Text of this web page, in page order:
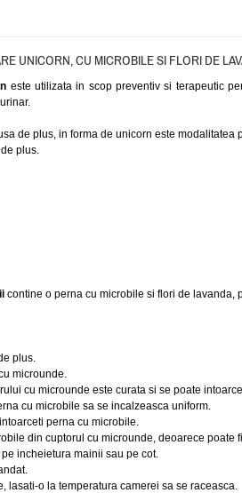
UNICORN, CU MICROBILE SI FLORI DE
este utilizata in scop preventiv si terapeutic
de plus, in forma de unicorn este
plus.
contine o perna cu microbile si flori de lavanda,
plus.
microunde.
cu microunde este curata si se poate
cu microbile sa se incalzeasca uniform.
perna cu microbile.
din cuptorul cu microunde, deoarece poate
incheietura mainii sau pe cot.
lasati-o la temperatura camerei sa se raceasca.